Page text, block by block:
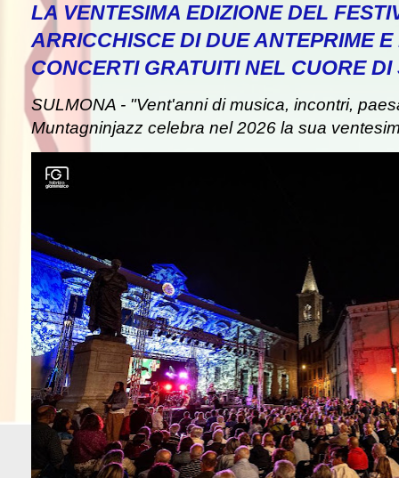
LA VENTESIMA EDIZIONE DEL
ARRICCHISCE DI DUE ANTEPRIME E
CONCERTI GRATUITI NEL CUORE
SULMONA - "Vent'anni di musica, incontri,
Muntagninjazz celebra nel 2026 la sua
IN EVIDENZA - Attentato a